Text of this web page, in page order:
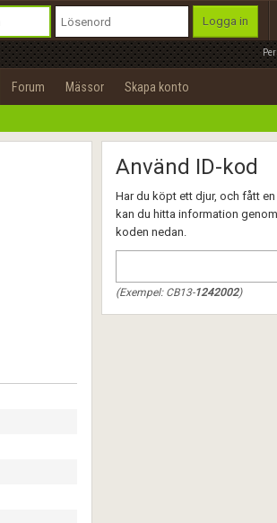
Logga in
Forum Mässor Skapa konto
Använd ID-kod
Har du köpt ett djur, och fått
kan du hitta information
koden nedan.
(Exempel: CB13-1242002)